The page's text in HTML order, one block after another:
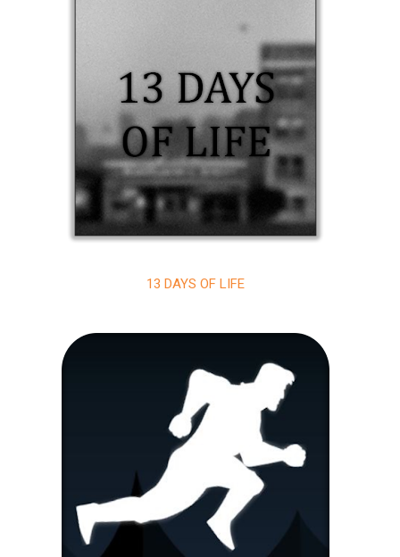
13 DAYS OF LIFE